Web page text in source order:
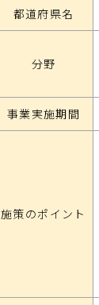
都道府県名
分野
事業実施期間
施策のポイント